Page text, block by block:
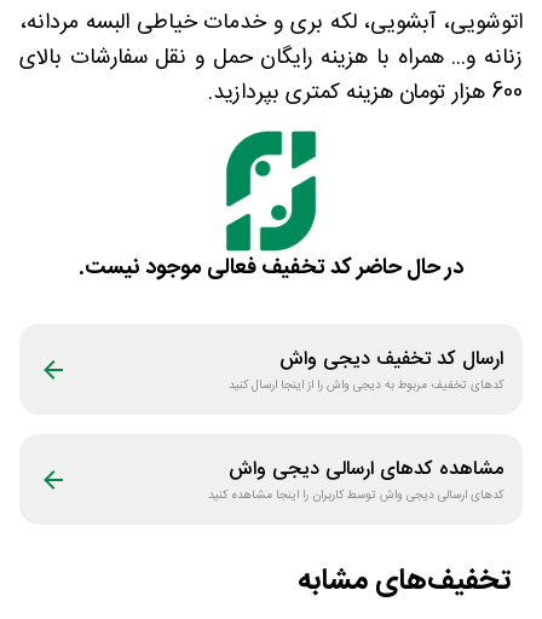
اتوشویی، آبشویی، لکه بری و خدمات خیاطی البسه مردانه،
زنانه و... همراه با هزینه رایگان حمل و نقل سفارشات بالای
600 هزار تومان هزینه کمتری بپردازید.
در حال حاضر کد تخفیف فعالی موجود نیست.
ارسال کد تخفیف دیجی واش
کدهای تخفیف مربوط بهدیجی واشرا از اینجا ارسال کنید
مشاهده کدهای ارسالی دیجی واش
کدهای ارسالیدیجی واش توسط کاربران را اینجا مشاهده کنید
تخفیف‌های مشابه